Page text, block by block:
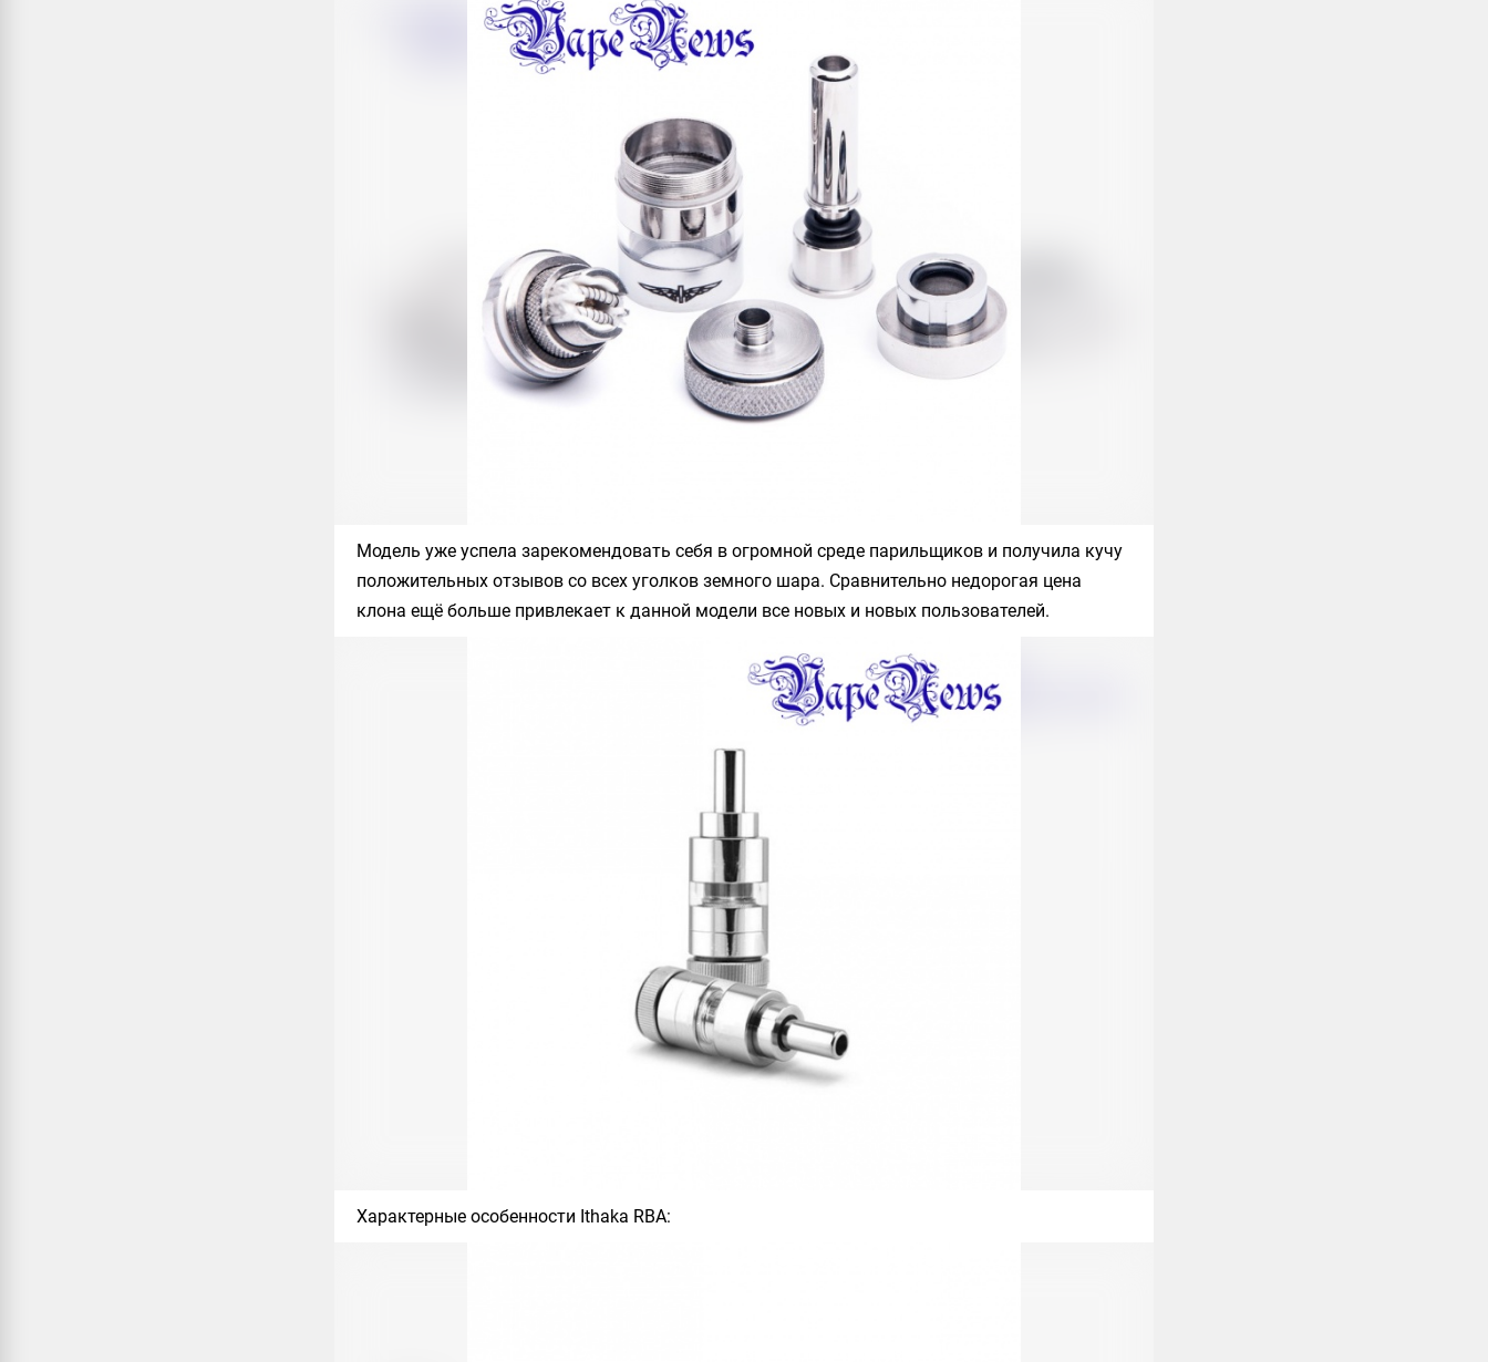
Модель уже успела зарекомендовать себя в огромной среде парильщиков и получила кучу
положительных отзывов со всех уголков земного шара. Сравнительно недорогая цена
клона ещё больше привлекает к данной модели все новых и новых пользователей.
Характерные особенности Ithaka RBA: